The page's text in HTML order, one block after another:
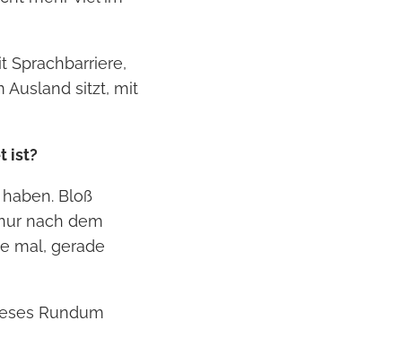
Sprachbarriere,
Ausland sitzt, mit
ist?
Bloß
nach dem
mal, gerade
Rundum